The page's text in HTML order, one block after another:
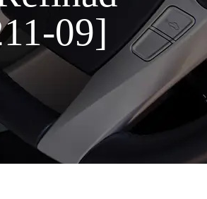
09]